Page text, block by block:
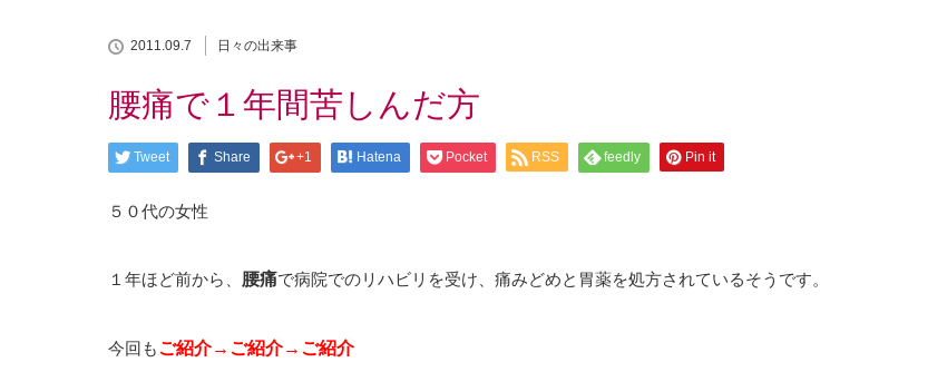
2011.09.7 日々の出来事
腰痛で１年間苦しんだ方
Tweet Share +1 Hatena Pocket RSS feedly Pin it
５０代の女性
１年ほど前から、 腰痛で病院でのリハビリを受け、痛みどめと胃薬を処方されているそうです。
今回もご紹介→ご紹介→ご紹介